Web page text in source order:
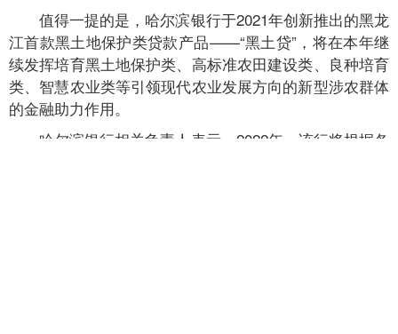
值得一提的是，哈尔滨银行于2021年创新推出的黑龙
江首款黑土地保护类贷款产品——“黑土贷”，将在本年继
续发挥培育黑土地保护类、高标准农田建设类、良种培育
类、智慧农业类等引领现代农业发展方向的新型涉农群体
的金融助力作用。
哈尔滨银行相关负责人表示，2022年，该行将根据各